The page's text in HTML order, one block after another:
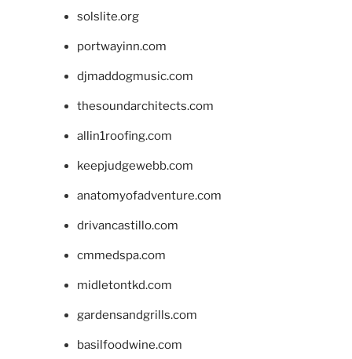
solslite.org
portwayinn.com
djmaddogmusic.com
thesoundarchitects.com
allin1roofing.com
keepjudgewebb.com
anatomyofadventure.com
drivancastillo.com
cmmedspa.com
midletontkd.com
gardensandgrills.com
basilfoodwine.com